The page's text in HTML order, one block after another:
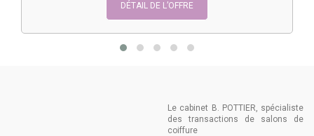
DÉTAIL DE L’OFFRE
Le cabinet B. POTTIER, spécialiste
des transactions de salons de
coiffure